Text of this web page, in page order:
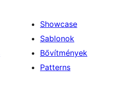
Showcase
Sablonok
Bővítmények
Patterns